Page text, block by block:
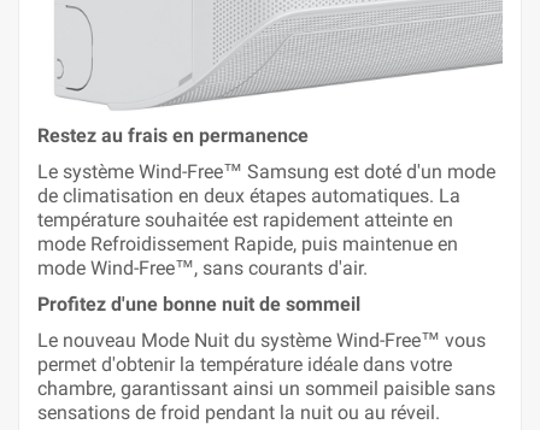
Restez au frais en permanence
Le système Wind-Free™ Samsung est doté d'un mode
de climatisation en deux étapes automatiques. La
température souhaitée est rapidement atteinte en
mode Refroidissement Rapide, puis maintenue en
mode Wind-Free™, sans courants d'air.
Profitez d'une bonne nuit de sommeil
Le nouveau Mode Nuit du système Wind-Free™ vous
permet d'obtenir la température idéale dans votre
chambre, garantissant ainsi un sommeil paisible sans
sensations de froid pendant la nuit ou au réveil.